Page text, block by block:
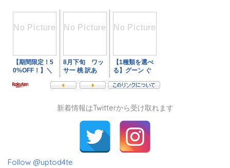
新着情報はTwitterから受け取れます
Follow @uptod4te